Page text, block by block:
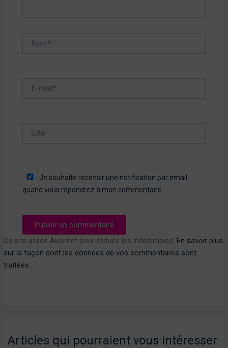
mail*
Je souhaite recevoir une notification par email
quand vous répondrez à mon commentaire.
Ce site utilise Akismet pour réduire les indésirables. En savoir plus
sur la façon dont les données de vos commentaires sont
traitées.
Articles qui pourraient vous intéresser